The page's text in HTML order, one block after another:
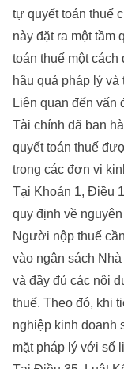
tự quyết toán thuế
này đặt ra một tầm
toán thuế một
hậu quả pháp lý
Liên quan đến vấn
Tài chính đã ban
quyết toán thuế
trong các đơn vị
Tại Khoản 1, Điều
quy định về
Người nộp thuế
vào ngân sách
và đầy đủ các nội
thuế. Theo đó, khi
nghiệp kinh doanh
mặt pháp lý với số